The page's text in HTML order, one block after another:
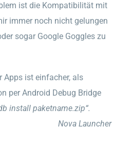
ist die Kompatibilität mit
immer noch nicht gelungen
sogar Google Goggles zu
Apps ist einfacher, als
per Android Debug Bridge
install paketname.zip“.
Nova Launcher